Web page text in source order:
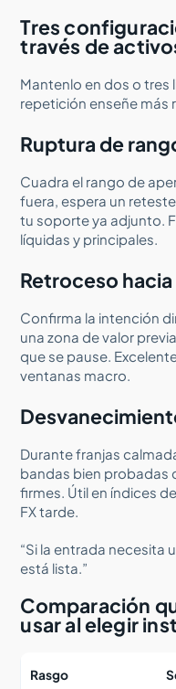
Tres
través de
Mantenlo en dos o tres
repetición enseñe más
Ruptura de
Cuadra el rango de
fuera, espera un
tu soporte ya adjunto.
líquidas y principales.
Retroceso
Confirma la intención
una zona de valor
que se pause.
ventanas macro.
Durante franjas
bandas bien probadas
firmes. Útil en índices
FX tarde.
“Si la entrada necesita
está lista.”
Comparación
usar al elegir
Rasgo